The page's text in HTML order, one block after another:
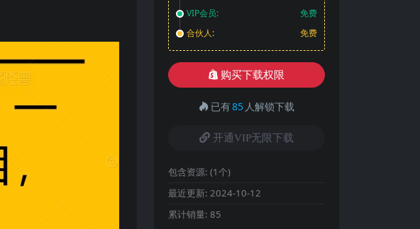
VIP会员:
免费
合伙人:
免费
购买下载权限
已有85 人解锁下载
开通VIP无限下载
包含资源: (1个)
最近更新: 2024-10-12
累计销量: 85